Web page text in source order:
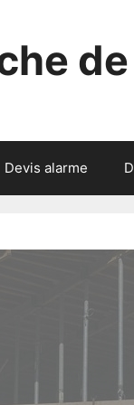
Devis alarme